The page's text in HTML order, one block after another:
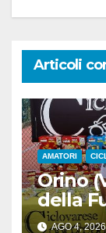
Articoli
AMATORI
Orino
della
Orino
AGO 4,